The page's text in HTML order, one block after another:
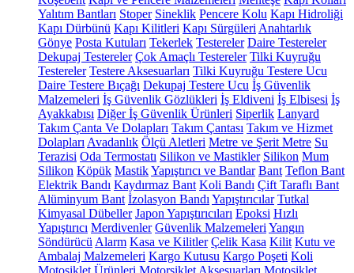
Yalıtım Bantları Stoper Sineklik Pencere Kolu Kapı Hidroliği
Kapı Dürbünü Kapı Kilitleri Kapı Sürgüleri Anahtarlık
Gönye Posta Kutuları Tekerlek Testereler Daire Testereler
Dekupaj Testereler Çok Amaçlı Testereler Tilki Kuyruğu
Testereler Testere Aksesuarları Tilki Kuyruğu Testere Ucu
Daire Testere Bıçağı Dekupaj Testere Ucu İş Güvenlik
Malzemeleri İş Güvenlik Gözlükleri İş Eldiveni İş Elbisesi İş
Ayakkabısı Diğer İş Güvenlik Ürünleri Siperlik Lanyard
Takım Çanta Ve Dolapları Takım Çantası Takım ve Hizmet
Dolapları Avadanlık Ölçü Aletleri Metre ve Şerit Metre Su
Terazisi Oda Termostatı Silikon ve Mastikler Silikon Mum
Silikon Köpük MastikYapıştırıcı ve Bantlar Bant Teflon Bant
Elektrik Bandı Kaydırmaz Bant Koli Bandı Çift Taraflı Bant
Alüminyum Bant İzolasyon Bandı Yapıştırıcılar Tutkal
Kimyasal Dübeller Japon Yapıştırıcıları Epoksi Hızlı
Yapıştırıcı Merdivenler Güvenlik Malzemeleri Yangın
Söndürücü Alarm Kasa ve Kilitler Çelik Kasa Kilit Kutu ve
Ambalaj Malzemeleri Kargo Kutusu Kargo Poşeti Koli
Motosiklet Ürünleri Motorsiklet Aksesuarları Motosiklet